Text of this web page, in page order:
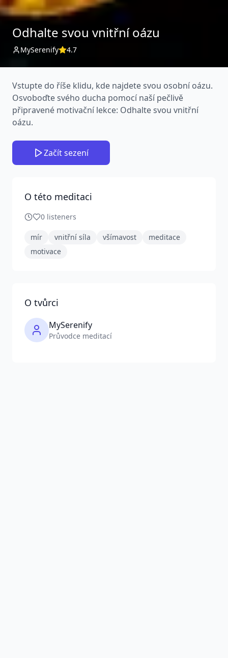
Odhalte svou vnitřní oázu
MySerenify 4.7
Vstupte do říše klidu, kde najdete svou osobní oázu.
Osvoboďte svého ducha pomocí naší pečlivě
připravené motivační lekce: Odhalte svou vnitřní
oázu.
Začít sezení
O této meditaci
0 listeners
mír vnitřní síla všímavost
meditace
motivace
O tvůrci
MySerenify
Průvodce meditací